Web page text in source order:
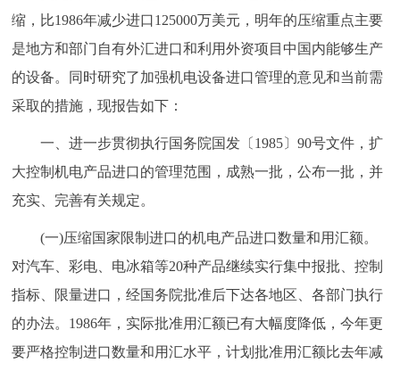
缩，比1986年减少进口125000万美元，明年的压缩重点主要
是地方和部门自有外汇进口和利用外资项目中国内能够生产
的设备。同时研究了加强机电设备进口管理的意见和当前需
采取的措施，现报告如下：
一、进一步贯彻执行国务院国发〔1985〕90号文件，扩
大控制机电产品进口的管理范围，成熟一批，公布一批，并
充实、完善有关规定。
(一)压缩国家限制进口的机电产品进口数量和用汇额。
对汽车、彩电、电冰箱等20种产品继续实行集中报批、控制
指标、限量进口，经国务院批准后下达各地区、各部门执行
的办法。1986年，实际批准用汇额已有大幅度降低，今年更
要严格控制进口数量和用汇水平，计划批准用汇额比去年减